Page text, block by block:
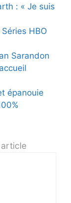
: « Je suis
HBO
Sarandon
épanouie